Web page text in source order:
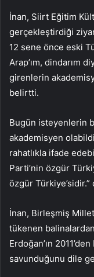
İnan, Siirt Eğitim
gerçekleştirdiği
12 sene önce eski
Arap’ım, dindarım
girenlerin
belirtti.
Bugün isteyenlerin
akademisyen
rahatlıkla ifade
Parti’nin özgür
özgür Türkiye’sidir.”
İnan, Birleşmiş
tükenen
Erdoğan’ın
savunduğunu dile